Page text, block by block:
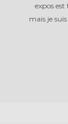
expos est
mais je